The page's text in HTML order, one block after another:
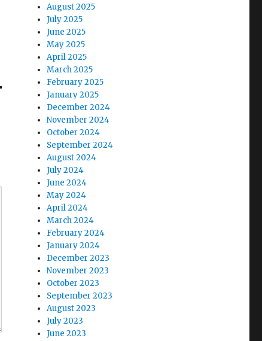
August 2025
July 2025
June 2025
May 2025
April 2025
March 2025
February 2025
January 2025
December 2024
November 2024
October 2024
September 2024
August 2024
July 2024
June 2024
May 2024
April 2024
March 2024
February 2024
January 2024
December 2023
November 2023
October 2023
September 2023
August 2023
July 2023
June 2023